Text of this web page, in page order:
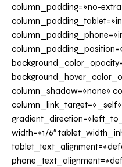
column_padding=»no-
column_shadow=»none»
column_link_target=»_self»
width=»1/6″